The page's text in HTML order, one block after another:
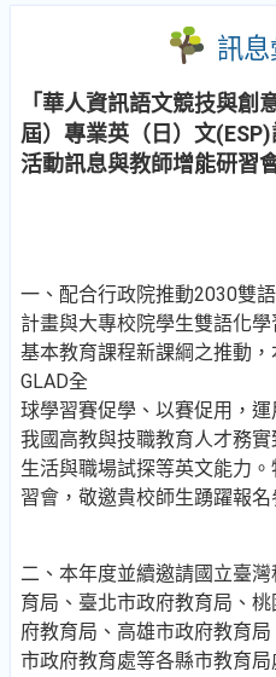
訊
「華人資訊語文競技與創
屆）專業英（日）文
活動訊息與教師增能研習
一、配合行政院推動2030雙
計畫與大專校院學生雙語化
基本教育課程新課綱之推動
GLAD全
球學習賽促學、以賽促用，
我國高教與技職教育人才務
生活與職場試探等英文能力
習會，敬邀貴校師生踴躍報名
二、本年度並續邀請國立臺
育局、臺北市政府教育局、
府教育局、高雄市政府教育
市政府教育處等各縣市教育